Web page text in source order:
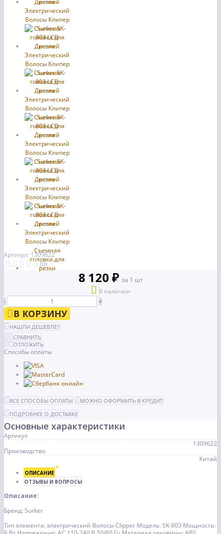
Артикул: 1309622
(0)
8 120 ₽ за 1 шт
В наличии
-
+
В КОРЗИНУ
НАШЛИ ДЕШЕВЛЕ?
СРАВНИТЬ
ОТЛОЖИТЬ
Способы оплаты
ВСЕ СПОСОБЫ ОПЛАТЫ
МОЖНО ОФОРМИТЬ В КРЕДИТ
ПОДРОБНЕЕ О ДОСТАВКЕ
Основные характеристики
Артикул
1309622
Производство
Китай
ОПИСАНИЕ
ОТЗЫВЫ И ВОПРОСЫ
Описание:
Бренд: Surker
Тип элемента: электрический Волосы Clipper Модель: SK-803 Мощность: